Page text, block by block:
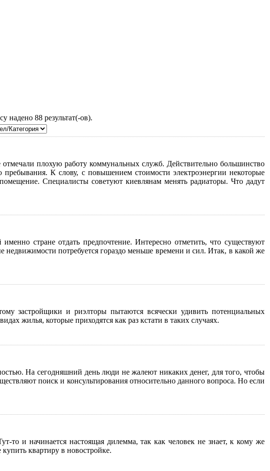
надено 88 результат(-ов).
плохую работу коммунальных служб. Действительно большинство
К слову, с повышением стоимости электроэнергии некоторые
Специалисты советуют киевлянам менять радиаторы. Что дадут
стране отдать предпочтение. Интересно отметить, что существуют
потребуется гораздо меньше времени и сил. Итак, в какой же
застройщики и риэлторы пытаются всячески удивить потенциальных
жилья, которые приходятся как раз кстати в таких случаях.
На сегодняшний день люди не жалеют никаких денег, для того, чтобы
поиск и консультирования относительно данного вопроса. Но если
то и начинается настоящая дилемма, так как человек не знает, к кому же
квартиру в новостройке.